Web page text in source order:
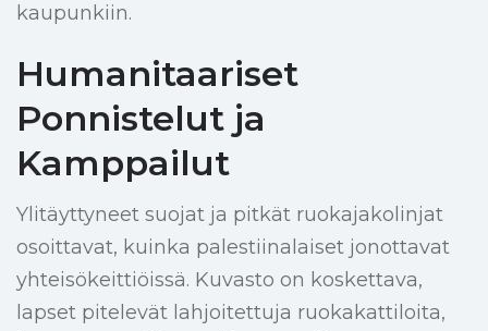
kaupunkiin.
Humanitaariset
Ponnistelut ja
Kamppailut
Ylitäyttyneet suojat ja pitkät ruokajakolinjat
osoittavat, kuinka palestiinalaiset jonottavat
yhteisökeittiöissä. Kuvasto on koskettava,
lapset pitelevät lahjoitettuja ruokakattiloita,